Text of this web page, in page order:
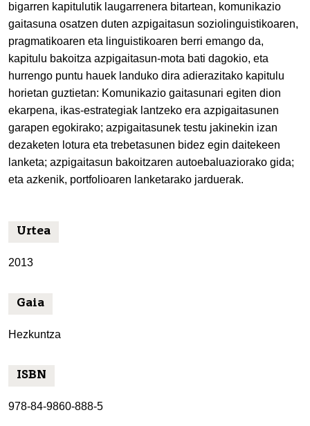
bigarren kapitulutik laugarrenera bitartean, komunikazio
gaitasuna osatzen duten azpigaitasun soziolinguistikoaren,
pragmatikoaren eta linguistikoaren berri emango da,
kapitulu bakoitza azpigaitasun-mota bati dagokio, eta
hurrengo puntu hauek landuko dira adierazitako kapitulu
horietan guztietan: Komunikazio gaitasunari egiten dion
ekarpena, ikas-estrategiak lantzeko era azpigaitasunen
garapen egokirako; azpigaitasunek testu jakinekin izan
dezaketen lotura eta trebetasunen bidez egin daitekeen
lanketa; azpigaitasun bakoitzaren autoebaluaziorako gida;
eta azkenik, portfolioaren lanketarako jarduerak.
Urtea
2013
Gaia
Hezkuntza
ISBN
978-84-9860-888-5